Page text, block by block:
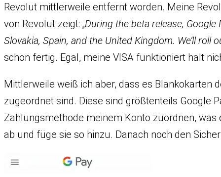
Revolut mittlerweile entfernt worden. Meine
von Revolut zeigt: „During the beta release, Google
Slovakia, Spain, and the United Kingdom. We’ll roll
schon fertig. Egal, meine VISA funktioniert halt
Mittlerweile weiß ich aber, dass es Blankokarten
zugeordnet sind. Diese sind größtenteils Google
Zahlungsmethode meinem Konto zuordnen,
ab und füge sie so hinzu. Danach noch den